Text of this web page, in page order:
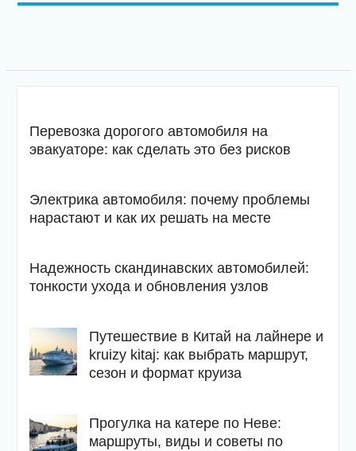
Перевозка дорогого автомобиля на
эвакуаторе: как сделать это без рисков
Электрика автомобиля: почему проблемы
нарастают и как их решать на месте
Надежность скандинавских автомобилей:
тонкости ухода и обновления узлов
Путешествие в Китай на лайнере и
kruizy kitaj: как выбрать маршрут,
сезон и формат круиза
Прогулка на катере по Неве:
маршруты, виды и советы по